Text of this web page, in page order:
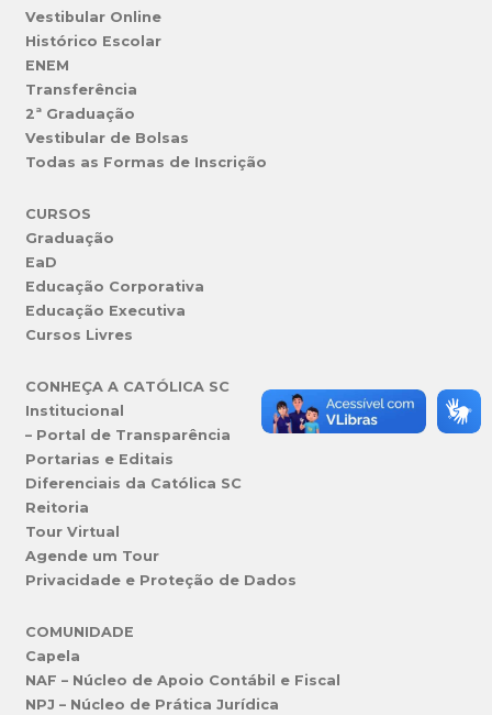
Vestibular Online
Histórico Escolar
ENEM
Transferência
2ª Graduação
Vestibular de Bolsas
Todas as Formas de Inscrição
CURSOS
Graduação
EaD
Educação Corporativa
Educação Executiva
Cursos Livres
CONHEÇA A CATÓLICA SC
Institucional
– Portal de Transparência
Portarias e Editais
Diferenciais da Católica SC
Reitoria
Tour Virtual
Agende um Tour
Privacidade e Proteção de Dados
COMUNIDADE
Capela
NAF – Núcleo de Apoio Contábil e Fiscal
NPJ – Núcleo de Prática Jurídica